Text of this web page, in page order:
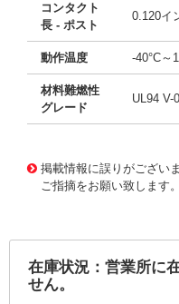
コンタクト
長 - ポスト
0.120イ
動作温度 -40°C～
材料難燃性
グレード
UL94 V-0
掲載情報に誤りがござい
ご指摘をお願い致します。
在庫状況：営業所に
せん。